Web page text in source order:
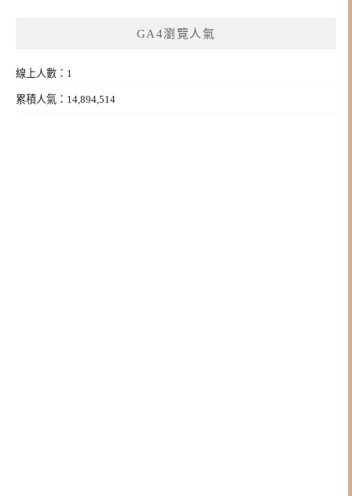
GA4瀏覽人氣
線上人數：1
累積人氣：14,894,514